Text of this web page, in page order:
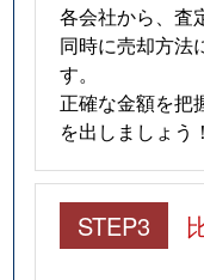
各会社から、査
同時に売却方法
す。
正確な金額を把
を出しましょう！
STEP3